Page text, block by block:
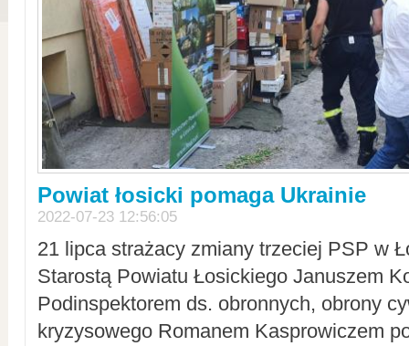
Powiat łosicki pomaga Ukrainie
2022-07-23 12:56:05
21 lipca strażacy zmiany trzeciej PSP w
Starostą Powiatu Łosickiego Januszem
Podinspektorem ds. obronnych, obrony
kryzysowego Romanem Kasprowiczem